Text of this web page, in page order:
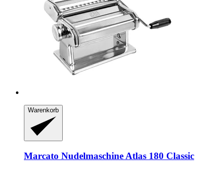
Warenkorb
Marcato Nudelmaschine Atlas 180 Classic